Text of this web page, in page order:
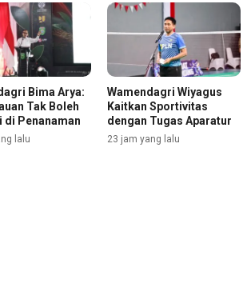
Bima Arya:
Tak Boleh
di Penanaman
lalu
Wamendagri Wiyagus
Kaitkan Sportivitas
dengan Tugas Aparatur
23 jam yang lalu